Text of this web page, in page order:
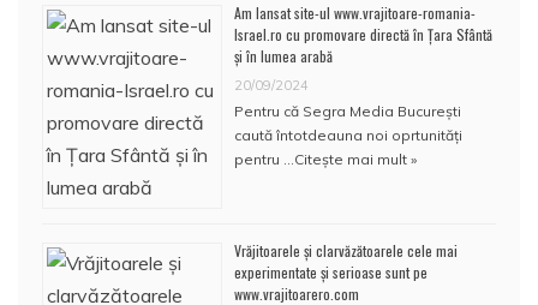
Am lansat site-ul www.vrajitoare-romania-
Israel.ro cu promovare directă în Țara Sfântă
și în lumea arabă
20/09/2024
Pentru că Segra Media București
caută întotdeauna noi oprtunități
pentru … Citește mai mult »
Vrăjitoarele și clarvăzătoarele cele mai
experimentate și serioase sunt pe
www.vrajitoarero.com